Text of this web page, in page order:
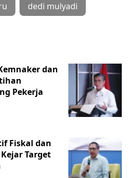
dedi mulyadi
dan
Pekerja
Fiskal dan
Target